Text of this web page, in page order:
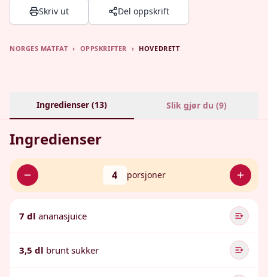
Skriv ut Del oppskrift
NORGES MATFAT › OPPSKRIFTER › HOVEDRETT
Ingredienser (13) Slik gjør du (9)
Ingredienser
4 porsjoner
7 dl ananasjuice
3,5 dl brunt sukker